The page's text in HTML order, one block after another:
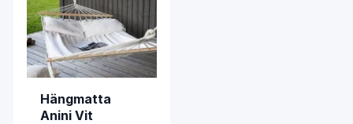
Hängmatta
Anini Vit